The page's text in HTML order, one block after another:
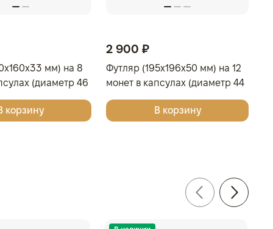
мм) на 8
(диаметр 46
бордовый
корзину
2 900 ₽
Футляр (195x196x50 мм) на 12
монет в капсулах (диаметр 44
мм), светло-бордовый
В корзину